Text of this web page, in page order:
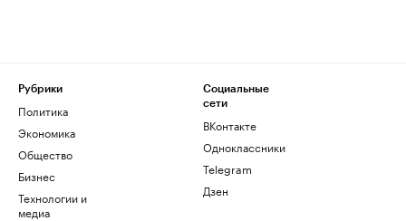
Рубрики
Политика
Экономика
Общество
Бизнес
Технологии и
медиа
Социальные
сети
ВКонтакте
Одноклассники
Telegram
Дзен